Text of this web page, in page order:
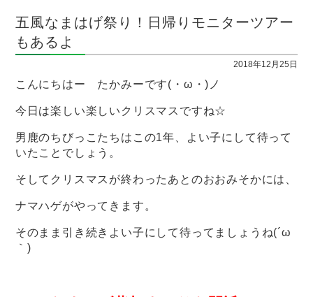
五風なまはげ祭り！日帰りモニターツアー
もあるよ
2018年12月25日
こんにちはー たかみーです(・ω・)ノ
今日は楽しい楽しいクリスマスですね☆
男鹿のちびっこたちはこの1年、よい子にして待って
いたことでしょう。
そしてクリスマスが終わったあとのおおみそかには、
ナマハゲがやってきます。
そのまま引き続きよい子にして待ってましょうね(´ω
｀)